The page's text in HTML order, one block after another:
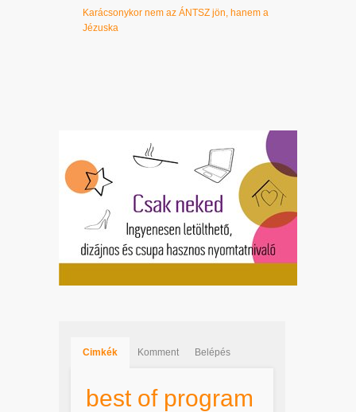
Karácsonykor nem az ÁNTSZ jön, hanem a
Jézuska
Cimkék Komment Belépés
best of program